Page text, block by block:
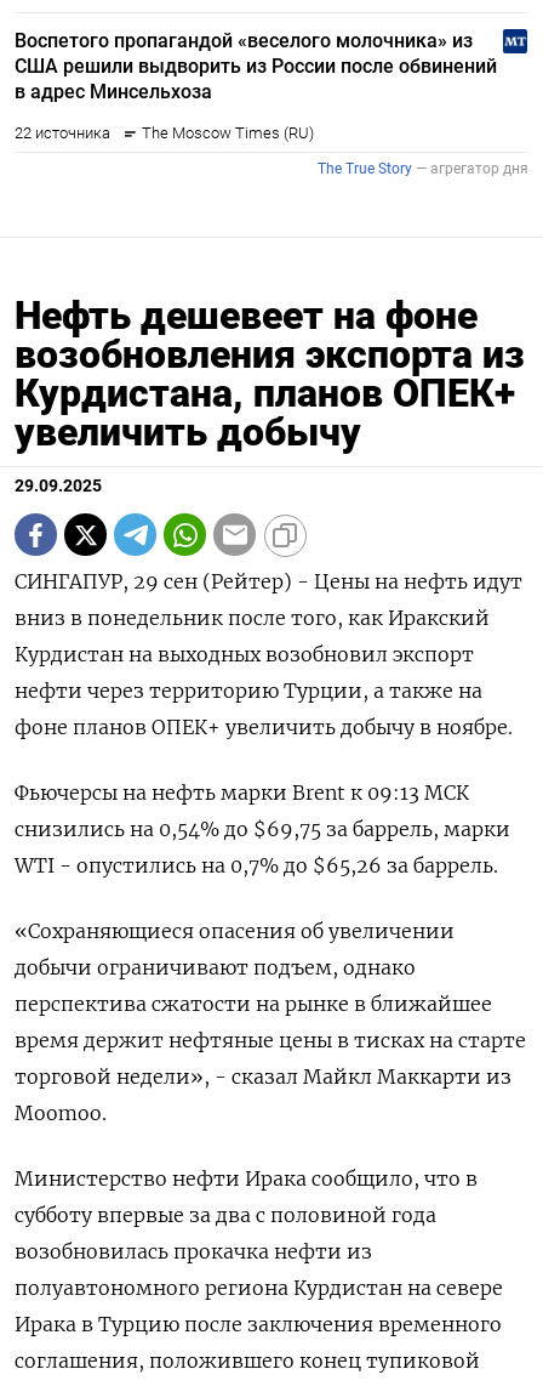
Нефть дешевеет на фоне
возобновления экспорта из
Курдистана, планов ОПЕК+
увеличить добычу
29.09.2025
СИНГАПУР, 29 сен (Рейтер) - Цены на нефть идут
вниз в понедельник после того, как Иракский
Курдистан на выходных возобновил экспорт
нефти через территорию Турции, а также на
фоне планов ОПЕК+ увеличить добычу в ноябре.
Фьючерсы на нефть марки Brent к 09:13 МСК
снизились на 0,54% до $69,75 за баррель, марки
WTI - опустились на 0,7% до $65,26 за баррель.
«Сохраняющиеся опасения об увеличении
добычи ограничивают подъем, однако
перспектива сжатости на рынке в ближайшее
время держит нефтяные цены в тисках на старте
торговой недели», - сказал Майкл Маккарти из
Moomoo.
Министерство нефти Ирака сообщило, что в
субботу впервые за два с половиной года
возобновилась прокачка нефти из
полуавтономного региона Курдистан на севере
Ирака в Турцию после заключения временного
соглашения, положившего конец тупиковой